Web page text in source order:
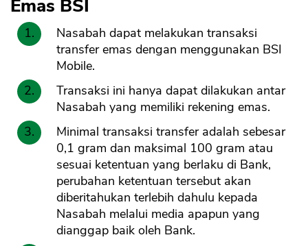
Emas BSI
Nasabah dapat melakukan transaksi
transfer emas dengan menggunakan BSI
Mobile.
Transaksi ini hanya dapat dilakukan antar
Nasabah yang memiliki rekening emas.
Minimal transaksi transfer adalah sebesar
0,1 gram dan maksimal 100 gram atau
sesuai ketentuan yang berlaku di Bank,
perubahan ketentuan tersebut akan
diberitahukan terlebih dahulu kepada
Nasabah melalui media apapun yang
dianggap baik oleh Bank.